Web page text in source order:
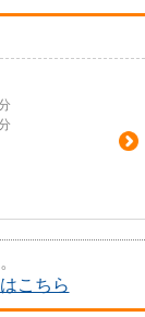
こちら